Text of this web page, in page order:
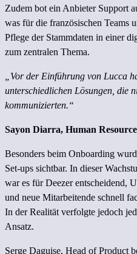
Zudem bot ein Anbieter Support
was für die französischen Teams
Pflege der Stammdaten in einer
zum zentralen Thema.
„Vor der Einführung von Lucca
unterschiedlichen Lösungen, die
kommunizierten.“
Sayon Diarra, Human
Besonders beim Onboarding
Set-ups sichtbar. In dieser
war es für Deezer entscheidend,
und neue Mitarbeitende schnell
In der Realität verfolgte jedoch
Ansatz.
Serge Daguise, Head of Product